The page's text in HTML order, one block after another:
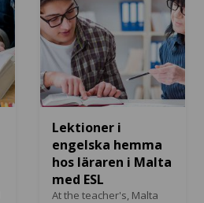
Lektioner i
engelska hemma
hos läraren i Malta
med ESL
At the teacher's, Malta